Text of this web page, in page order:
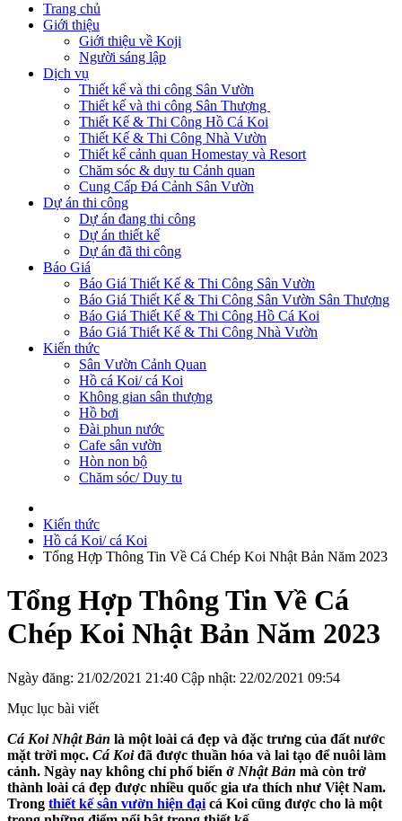
Trang chủ
Giới thiệu
Giới thiệu về Koji
Người sáng lập
Dịch vụ
Thiết kế và thi công Sân Vườn
Thiết kế và thi công Sân Thượng
Thiết Kế & Thi Công Hồ Cá Koi
Thiết Kế & Thi Công Nhà Vườn
Thiết kế cảnh quan Homestay và Resort
Chăm sóc & duy tu Cảnh quan
Cung Cấp Đá Cảnh Sân Vườn
Dự án thi công
Dự án đang thi công
Dự án thiết kế
Dự án đã thi công
Báo Giá
Báo Giá Thiết Kế & Thi Công Sân Vườn
Báo Giá Thiết Kế & Thi Công Sân Vườn Sân Thượng
Báo Giá Thiết Kế & Thi Công Hồ Cá Koi
Báo Giá Thiết Kế & Thi Công Nhà Vườn
Kiến thức
Sân Vườn Cảnh Quan
Hồ cá Koi/ cá Koi
Không gian sân thượng
Hồ bơi
Đài phun nước
Cafe sân vườn
Hòn non bộ
Chăm sóc/ Duy tu
Kiến thức
Hồ cá Koi/ cá Koi
Tổng Hợp Thông Tin Về Cá Chép Koi Nhật Bản Năm 2023
Tổng Hợp Thông Tin Về Cá
Chép Koi Nhật Bản Năm 2023
Ngày đăng: 21/02/2021 21:40 Cập nhật: 22/02/2021 09:54
Mục lục bài viết
Cá Koi Nhật Bản là một loài cá đẹp và đặc trưng của đất nước
mặt trời mọc. Cá Koiđã được thuần hóa và lai tạo để nuôi làm
cảnh. Ngày nay không chỉ phổ biến ở Nhật Bản mà còn trở
thành loài cá đẹp được nhiều quốc gia ưa thích như Việt Nam.
Trong thiết kế sân vườn hiện đại cá Koi cũng được cho là một